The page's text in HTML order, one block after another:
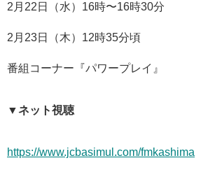
2月22日（水）16時〜16時30分
2月23日（木）12時35分頃
番組コーナー『パワープレイ』
▼ネット視聴
https://www.jcbasimul.com/fmkashima